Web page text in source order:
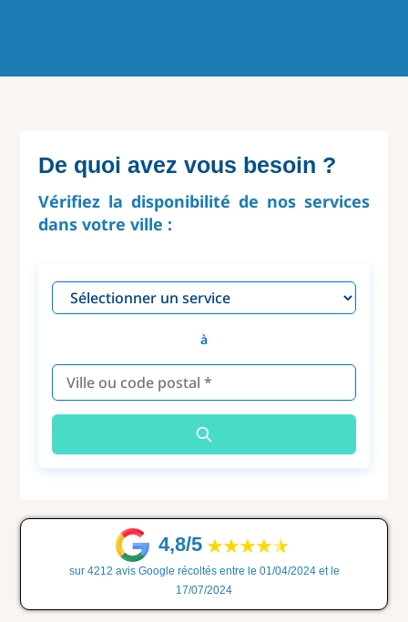
De quoi avez vous besoin ?
Vérifiez la disponibilité de nos services
dans votre ville :
à
4,8/5
sur 4212 avis Google récoltés entre le 01/04/2024 et le
17/07/2024